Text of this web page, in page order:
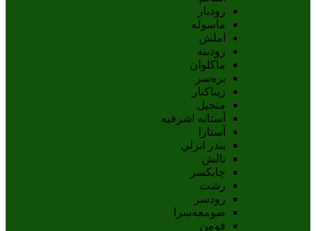
رودبار
ماسوله
املش
رودبنه
ماکلوان
بره‌سر
زیباکنار
منجیل
آستانه اشرفيه
آستارا
بندر انزلي
تالش
چابکسر
رشت
رودسر
صومعه‌سرا
فومن